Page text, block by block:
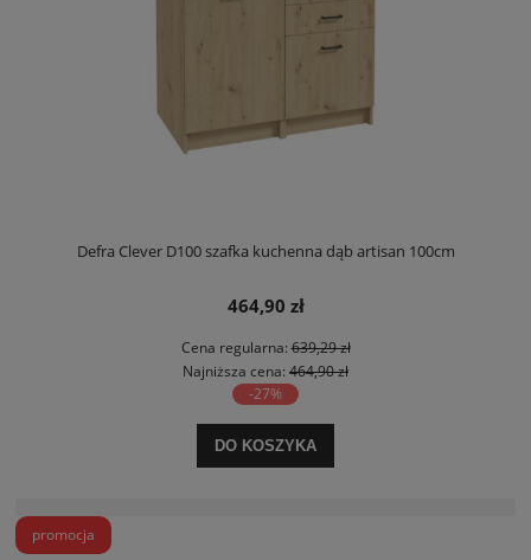
Defra Clever D100 szafka kuchenna dąb artisan 100cm
464,90 zł
Cena regularna:639,29 zł
Najniższa cena: 464,90 zł
-27%
DO KOSZYKA
promocja